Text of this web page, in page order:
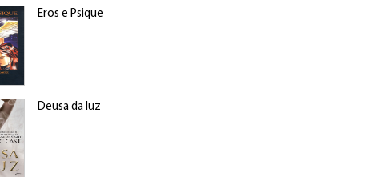
Eros e Psique
Deusa da luz